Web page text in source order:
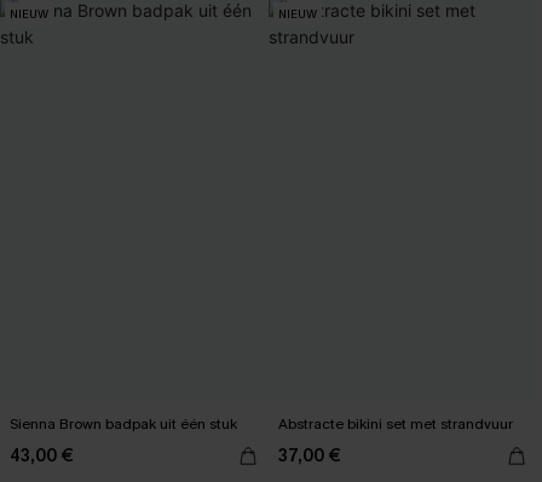
NIEUW
Sienna Brown badpak uit één stuk
43,00 €
NIEUW
Abstracte bikini set met strandvuur
37,00 €